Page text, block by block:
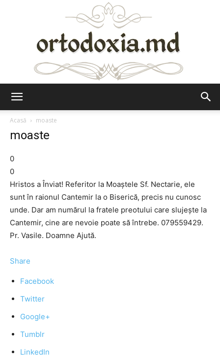
Acasă
moaste
moaste
0
0
Hristos a Înviat! Referitor la Moaştele Sf. Nectarie, ele
sunt în raionul Cantemir la o Biserică, precis nu cunosc
unde. Dar am numărul la fratele preotului care slujeşte la
Cantemir, cine are nevoie poate să întrebe. 079559429.
Pr. Vasile. Doamne Ajută.
Share
Facebook
Twitter
Google+
Tumblr
LinkedIn